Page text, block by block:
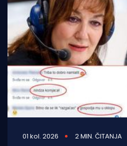
01 kol. 2026 2 MIN. ČITANJA